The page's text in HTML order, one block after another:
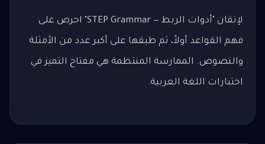
لإتقان "أدوات الربط — STEP Grammar" احرص على
فهم القواعد أولاً، ثم طبقها على أكبر عدد من الأمثلة
والنصوص. الممارسة المنتظمة هي مفتاح التميز في
اختبارات اللغة العربية.